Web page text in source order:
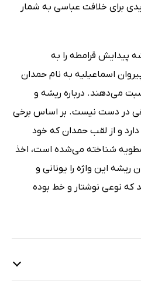
برای خلافت عباسی به شمار
پیدایش قرامطه را به
اسماعیلیه به نام حمدان
می‌دهند. درباره ریشه و
در دست نیست. بر اساس برخی
و از لقب حمدان که خود
شناخته می‌شده است، اخذ
این واژه را یونانی و
که نوعی نوشتار و خط بوده